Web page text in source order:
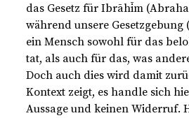
das Gesetz für Ibrāhīm
während unsere Gesetzgebung
ein Mensch sowohl für das
tat, als auch für das, was
Doch auch dies wird damit
Kontext zeigt, es handle sich
Aussage und keinen Widerruf.